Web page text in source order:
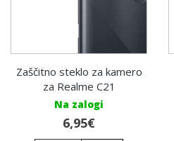
Zaščitno steklo za kamero
za Realme C21
Na zalogi
6,95€